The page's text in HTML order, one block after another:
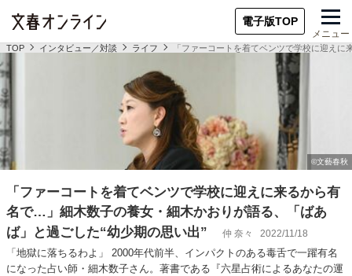
電子版TOP
メニュー
TOP インタビュー／対談 ライフ 「ファーコートを着てベンツで学校に迎え
「ファーコートを着てベンツで学校に迎えに来るから有
名で…」細木数子の養女・細木かおりが語る、「ばあ
ば」と過ごした“幼少期の思い出”
仲 奈々 2022/11/18
「地獄に落ちるわよ」 2000年代前半、インパクトのある毒舌で一躍有名
になった占い師・細木数子さん。著書である『六星占術によるあなたの運